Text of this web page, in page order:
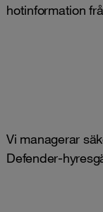
hotinformation
Vi managerar
Defender-